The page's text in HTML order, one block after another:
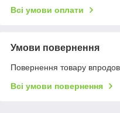
Всі умови оплати
Умови повернення
Повернення товару
Всі умови повернення